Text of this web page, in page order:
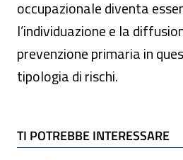
occupazionale diventa
l’individuazione e la
prevenzione primaria in
tipologia di rischi.
TI POTREBBE
TI POTREBBE INTERESSARE